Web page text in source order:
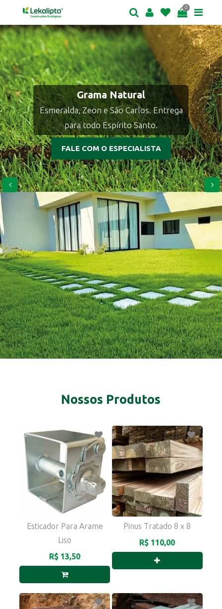
0
Grama Natural
Esmeralda, Zeon e São Carlos. Entrega
para todo Espírito Santo.
FALE COM O ESPECIALISTA
Nossos Produtos
Esticador Para Arame
Liso
R$ 13,50
Pinus Tratado 8 x 8
R$ 110,00